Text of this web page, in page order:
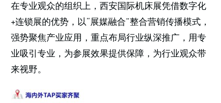
在专业观众的组织上，西安国际机床展凭借数字化
+连锁展的优势，以“展媒融合”整合营销传播模式，
强势聚焦产业应用，重点布局行业纵深推广，用专
业吸引专业，为参展效果提供保障，为行业观众带
来视野。